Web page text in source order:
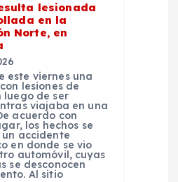
lesionada
en la
Norte, en
este viernes una
lesiones de
luego de ser
viajaba en una
acuerdo con
los hechos se
accidente
en donde se vio
automóvil, cuyas
se desconocen
Al sitio